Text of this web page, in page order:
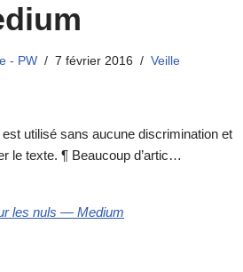
- PW 7 février 2016 Veille
utilisé sans aucune discrimination et
le texte. ¶ Beaucoup d’artic…
les nuls — Medium